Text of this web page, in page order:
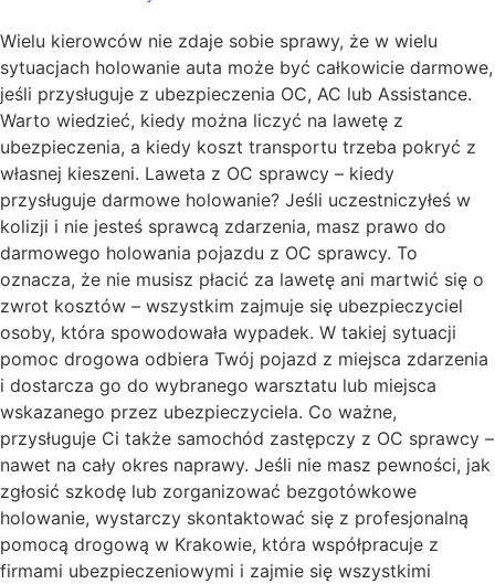
Wielu kierowców nie zdaje sobie sprawy, że w wielu
sytuacjach holowanie auta może być całkowicie darmowe,
jeśli przysługuje z ubezpieczenia OC, AC lub Assistance.
Warto wiedzieć, kiedy można liczyć na lawetę z
ubezpieczenia, a kiedy koszt transportu trzeba pokryć z
własnej kieszeni. Laweta z OC sprawcy – kiedy
przysługuje darmowe holowanie? Jeśli uczestniczyłeś w
kolizji i nie jesteś sprawcą zdarzenia, masz prawo do
darmowego holowania pojazdu z OC sprawcy. To
oznacza, że nie musisz płacić za lawetę ani martwić się o
zwrot kosztów – wszystkim zajmuje się ubezpieczyciel
osoby, która spowodowała wypadek. W takiej sytuacji
pomoc drogowa odbiera Twój pojazd z miejsca zdarzenia
i dostarcza go do wybranego warsztatu lub miejsca
wskazanego przez ubezpieczyciela. Co ważne,
przysługuje Ci także samochód zastępczy z OC sprawcy –
nawet na cały okres naprawy. Jeśli nie masz pewności, jak
zgłosić szkodę lub zorganizować bezgotówkowe
holowanie, wystarczy skontaktować się z profesjonalną
pomocą drogową w Krakowie, która współpracuje z
firmami ubezpieczeniowymi i zajmie się wszystkimi